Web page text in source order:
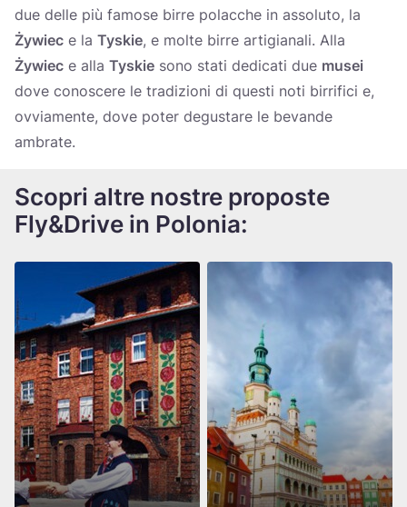
due delle più famose birre polacche in assoluto, la
Żywiec e la Tyskie, e molte birre artigianali. Alla
Żywiec e alla Tyskie sono stati dedicati due musei
dove conoscere le tradizioni di questi noti birrifici e,
ovviamente, dove poter degustare le bevande
ambrate.
Scopri altre nostre proposte
Fly&Drive in Polonia: